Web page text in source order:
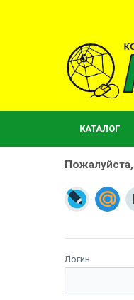
КАТАЛОГ
Логин